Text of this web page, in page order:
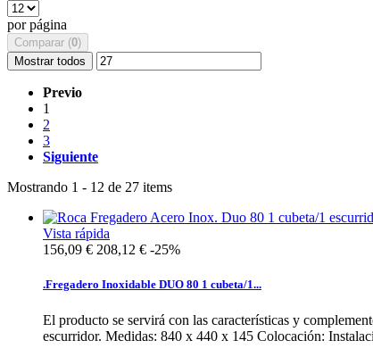
por página
Comparar (0)
Mostrar todos
Previo
1
2
3
Siguiente
Mostrando 1 - 12 de 27 items
Vista rápida
156,09 € 208,12 € -25%
.Fregadero Inoxidable DUO 80 1 cubeta/1...
El producto se servirá con las características y
escurridor. Medidas: 840 x 440 x 145 Colocación: